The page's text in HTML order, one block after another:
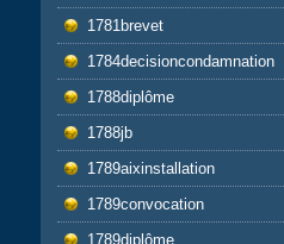
1781brevet
1784decisioncondamnation
1788diplôme
1788jb
1789aixinstallation
1789convocation
1789diplôme